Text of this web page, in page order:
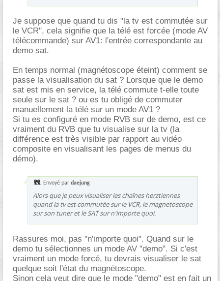
Je suppose que quand tu dis "la tv est commutée sur
le VCR", cela signifie que la télé est forcée (mode AV
télécommande) sur AV1: l'entrée correspondante au
demo sat.
En temps normal (magnétoscope éteint) comment se
passe la visualisation du sat ? Lorsque que le demo
sat est mis en service, la télé commute t-elle toute
seule sur le sat ? ou es tu obligé de commuter
manuellement la télé sur un mode AV1 ?
Si tu es configuré en mode RVB sur de demo, est ce
vraiment du RVB que tu visualise sur la tv (la
différence est très visible par rapport au vidéo
composite en visualisant les pages de menus du
démo).
Envoyé par daejung
Alors que je peux visualiser les chaînes herztiennes
quand la tv est commutée sur le VCR, le magnetoscope
sur son tuner et le SAT sur n'importe quoi.
Rassures moi, pas "n'importe quoi". Quand sur le
demo tu sélectionnes un mode AV "demo". Si c'est
vraiment un mode forcé, tu devrais visualiser le sat
quelque soit l'état du magnétoscope.
Sinon cela veut dire que le mode "demo" est en fait un